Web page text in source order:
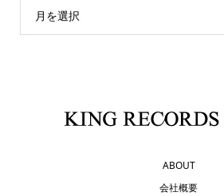
月を選択
ABOUT
会社概要